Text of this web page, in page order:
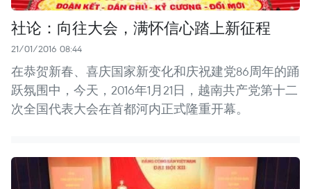
社论：向往大会，满怀信心踏上新征程
21/01/2016 08:44
在恭贺新春、喜庆国家新变化和庆祝建党86周年的踊
跃氛围中，今天，2016年1月21日，越南共产党第十二
次全国代表大会在首都河内正式隆重开幕。